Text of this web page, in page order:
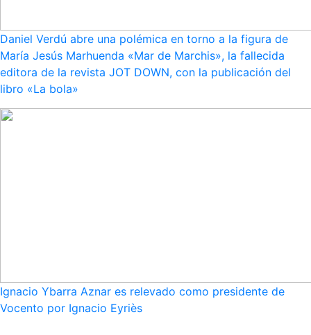
Daniel Verdú abre una polémica en torno a la figura de
María Jesús Marhuenda «Mar de Marchis», la fallecida
editora de la revista JOT DOWN, con la publicación del
libro «La bola»
Ignacio Ybarra Aznar es relevado como presidente de
Vocento por Ignacio Eyriès